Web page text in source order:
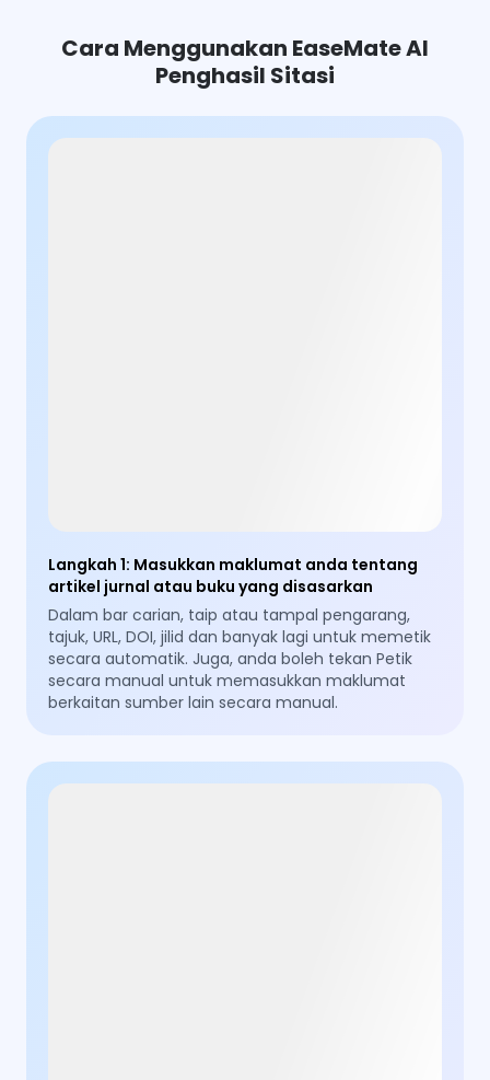
Penjana Petikan AI
Cara Menggunakan EaseMate AI
Penghasil Sitasi
Langkah 1: Masukkan maklumat anda tentang
artikel jurnal atau buku yang disasarkan
Dalam bar carian, taip atau tampal pengarang,
tajuk, URL, DOI, jilid dan banyak lagi untuk memetik
secara automatik. Juga, anda boleh tekan Petik
secara manual untuk memasukkan maklumat
berkaitan sumber lain secara manual.